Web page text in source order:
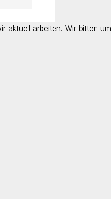
aktuell arbeiten. Wir bitten um